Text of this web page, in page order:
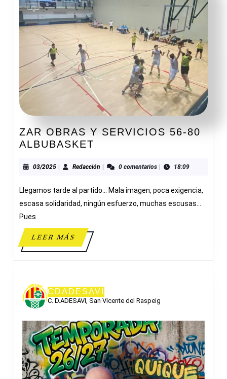
ZAR OBRAS Y SERVICIOS 56-80
ALBUBASKET
Y
56-
80
03/202503/2025
| Redacción Redacción
| 0 comentarios | 18:09
Llegamos tarde al partido… Mala imagen, poca exigencia,
escasa solidaridad, ningún esfuerzo, muchas escusas…
Pues
LEER MÁSLEER
MÁS
CDADESAVI
C. D.ADESAVI, San Vicente del Raspeig